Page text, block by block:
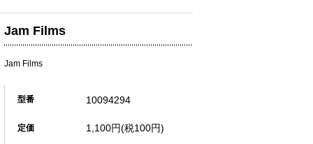
Jam Films
Jam Films
型番 10094294
定価 1,100円(税100円)